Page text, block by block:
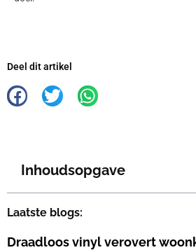
Deel dit artikel
Inhoudsopgave
Laatste blogs:
Draadloos vinyl verovert